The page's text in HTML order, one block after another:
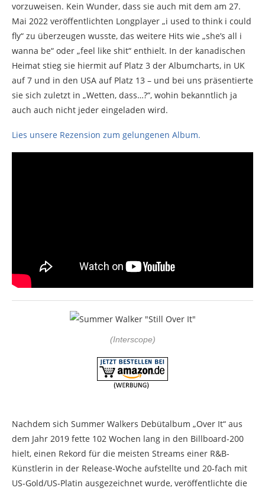
vorzuweisen. Kein Wunder, dass sie auch mit dem am 27.
Mai 2022 veröffentlichten Longplayer „i used to think i could
fly“ zu überzeugen wusste, das weitere Hits wie „she’s all i
wanna be“ oder „feel like shit“ enthielt. In der kanadischen
Heimat stieg sie hiermit auf Platz 3 der Albumcharts, in UK
auf 7 und in den USA auf Platz 13 – und bei uns präsentierte
sie sich zuletzt in „Wetten, dass…?“, wohin bekanntlich ja
auch auch nicht jeder eingeladen wird.
Lies unsere Rezension zum gelungenen Album.
(Interscope)
Nachdem sich Summer Walkers Debütalbum „Over It“ aus
dem Jahr 2019 fette 102 Wochen lang in den Billboard-200
hielt, einen Rekord für die meisten Streams einer R&B-
Künstlerin in der Release-Woche aufstellte und 20-fach mit
US-Gold/US-Platin ausgezeichnet wurde, veröffentlichte die